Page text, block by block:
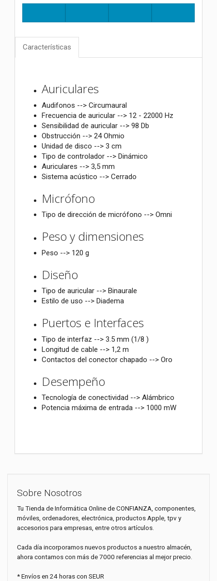
Características
Auriculares
Audifonos --> Circumaural
Frecuencia de auricular --> 12 - 22000 Hz
Sensibilidad de auricular --> 98 Db
Obstrucción --> 24 Ohmio
Unidad de disco --> 3 cm
Tipo de controlador --> Dinámico
Auriculares --> 3,5 mm
Sistema acústico --> Cerrado
Micrófono
Tipo de dirección de micrófono --> Omni
Peso y dimensiones
Peso --> 120 g
Diseño
Tipo de auricular --> Binaurale
Estilo de uso --> Diadema
Puertos e Interfaces
Tipo de interfaz --> 3.5 mm (1/8 )
Longitud de cable --> 1,2 m
Contactos del conector chapado --> Oro
Desempeño
Tecnología de conectividad --> Alámbrico
Potencia máxima de entrada --> 1000 mW
Sobre Nosotros
Tu Tienda de Informática Online de CONFIANZA, componentes,
móviles, ordenadores, electrónica, productos Apple, tpv y
accesorios para empresas, entre otros artículos.
Cada día incorporamos nuevos productos a nuestro almacén,
ahora contamos con más de 7000 referencias al mejor precio.
* Envíos en 24 horas con SEUR